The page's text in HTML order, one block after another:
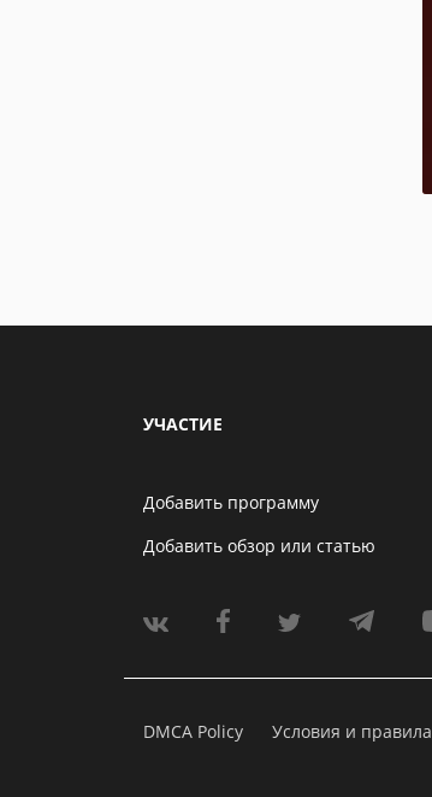
УЧАСТИЕ
Добавить программу
Добавить обзор или статью
DMCA Policy Условия и правила